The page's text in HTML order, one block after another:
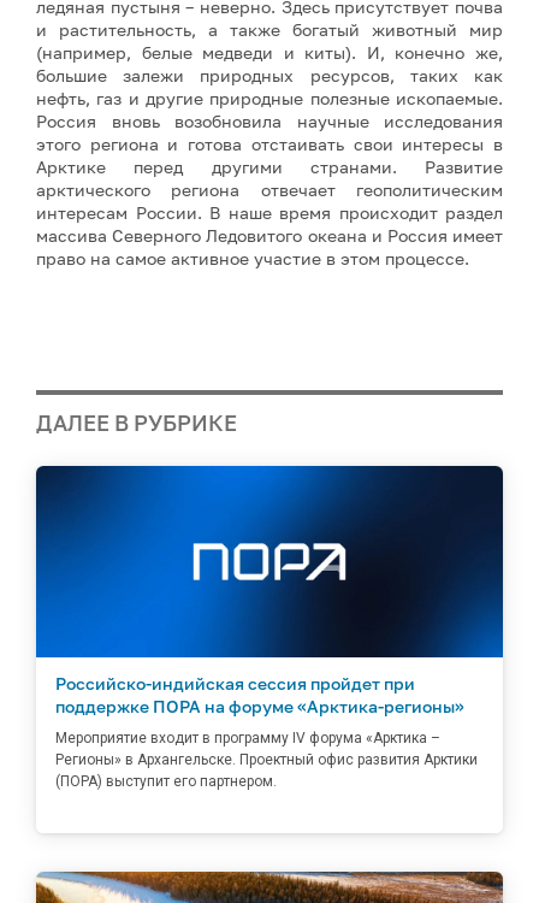
ледяная пустыня – неверно. Здесь присутствует почва
и растительность, а также богатый животный мир
(например, белые медведи и киты). И, конечно же,
большие залежи природных ресурсов, таких как
нефть, газ и другие природные полезные ископаемые.
Россия вновь возобновила научные исследования
этого региона и готова отстаивать свои интересы в
Арктике перед другими странами. Развитие
арктического региона отвечает геополитическим
интересам России. В наше время происходит раздел
массива Северного Ледовитого океана и Россия имеет
право на самое активное участие в этом процессе.
ДАЛЕЕ В РУБРИКЕ
Российско-индийская сессия пройдет при
поддержке ПОРА на форуме «Арктика-регионы»
Мероприятие входит в программу IV форума «Арктика –
Регионы» в Архангельске. Проектный офис развития Арктики
(ПОРА) выступит его партнером.